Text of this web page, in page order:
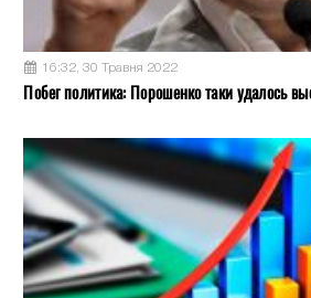
16:32, 30 Травня 2022
Побег политика: Порошенко таки удалось